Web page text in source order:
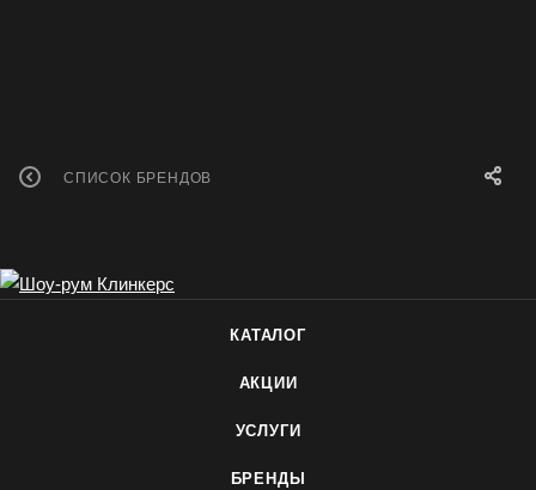
СПИСОК БРЕНДОВ
КАТАЛОГ
АКЦИИ
УСЛУГИ
БРЕНДЫ